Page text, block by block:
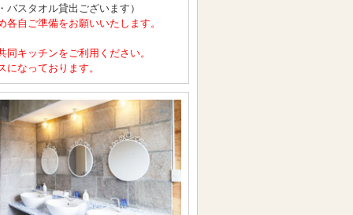
スタオル貸出ございます）
自ご準備をお願いいたします。
キッチンをご利用ください。
なっております。